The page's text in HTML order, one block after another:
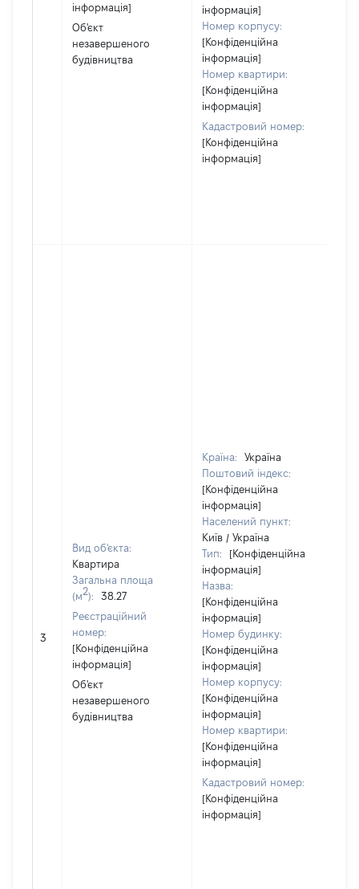
інформація]
Об'єкт
незавершеного
будівництва
інформація]
Номер корпусу:
[Конфіденційна
інформація]
Номер квартири:
[Конфіденційна
інформація]
Кадастровий номер:
[Конфіденційна
інформація]
3
Вид об'єкта:
Квартира
Загальна площа
(м2):
38.27
Реєстраційний
номер:
[Конфіденційна
інформація]
Об'єкт
незавершеного
будівництва
Країна:
Україна
Поштовий індекс:
[Конфіденційна
інформація]
Населений пункт:
Київ / Україна
Тип:
[Конфіденційна
інформація]
Назва:
[Конфіденційна
інформація]
Номер будинку:
[Конфіденційна
інформація]
Номер корпусу:
[Конфіденційна
інформація]
Номер квартири:
[Конфіденційна
інформація]
Кадастровий номер:
[Конфіденційна
інформація]